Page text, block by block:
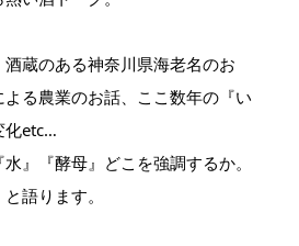
蔵のある神奈川県海老名のお
る農業のお話、ここ数年の『い
化etc…
』『酵母』どこを強調するか。
語ります。